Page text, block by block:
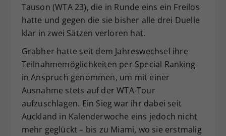
Tauson (WTA 23), die in Runde eins ein Freilos
hatte und gegen die sie bisher alle drei Duelle
klar in zwei Sätzen verloren hat.
Grabher hatte seit dem Jahreswechsel ihre
Teilnahmemöglichkeiten per Special Ranking
in Anspruch genommen, um mit einer
Ausnahme stets auf der WTA-Tour
aufzuschlagen. Ein Sieg war ihr dabei seit
Auckland in Kalenderwoche eins jedoch nicht
mehr geglückt – bis zu Miami, wo sie erstmalig